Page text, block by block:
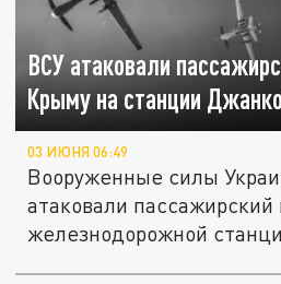
ВСУ атаковали
Крыму на станции
03 ИЮНЯ 06:49
Вооруженные силы
атаковали пассажирский
железнодорожной